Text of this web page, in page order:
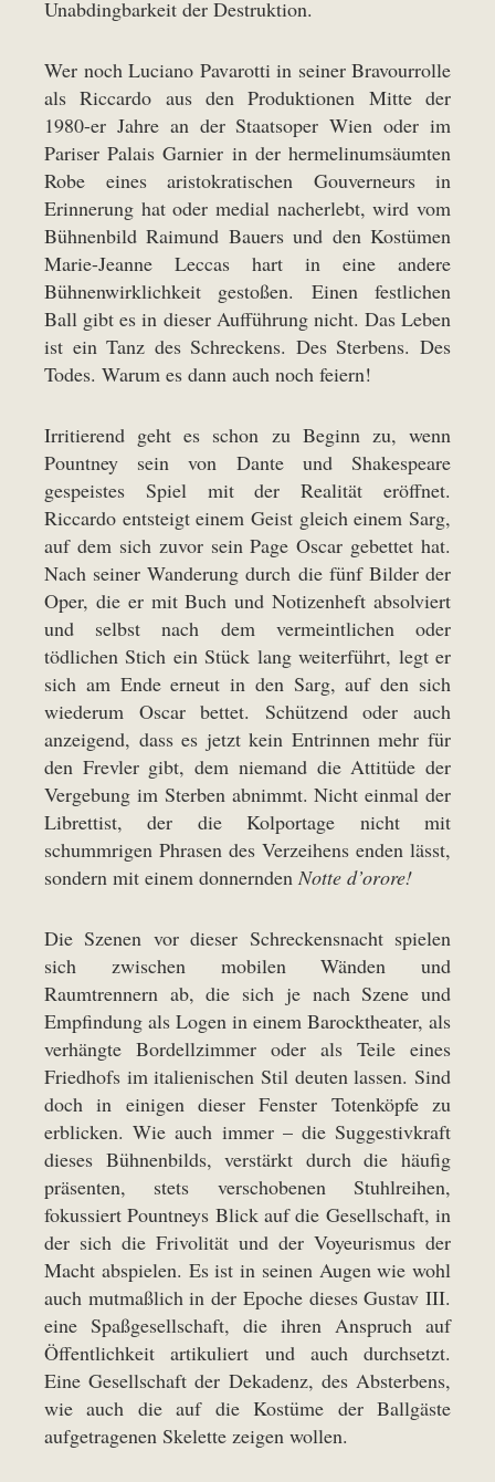
Unabdingbarkeit der Destruktion.
Wer noch Luciano Pavarotti in seiner Bravourrolle
als Riccardo aus den Produktionen Mitte der
1980-er Jahre an der Staatsoper Wien oder im
Pariser Palais Garnier in der hermelinumsäumten
Robe eines aristokratischen Gouverneurs in
Erinnerung hat oder medial nacherlebt, wird vom
Bühnenbild Raimund Bauers und den Kostümen
Marie-Jeanne Leccas hart in eine andere
Bühnenwirklichkeit gestoßen. Einen festlichen
Ball gibt es in dieser Aufführung nicht. Das Leben
ist ein Tanz des Schreckens. Des Sterbens. Des
Todes. Warum es dann auch noch feiern!
Irritierend geht es schon zu Beginn zu, wenn
Pountney sein von Dante und Shakespeare
gespeistes Spiel mit der Realität eröffnet.
Riccardo entsteigt einem Geist gleich einem Sarg,
auf dem sich zuvor sein Page Oscar gebettet hat.
Nach seiner Wanderung durch die fünf Bilder der
Oper, die er mit Buch und Notizenheft absolviert
und selbst nach dem vermeintlichen oder
tödlichen Stich ein Stück lang weiterführt, legt er
sich am Ende erneut in den Sarg, auf den sich
wiederum Oscar bettet. Schützend oder auch
anzeigend, dass es jetzt kein Entrinnen mehr für
den Frevler gibt, dem niemand die Attitüde der
Vergebung im Sterben abnimmt. Nicht einmal der
Librettist, der die Kolportage nicht mit
schummrigen Phrasen des Verzeihens enden lässt,
sondern mit einem donnernden Notte d’orore!
Die Szenen vor dieser Schreckensnacht spielen
sich zwischen mobilen Wänden und
Raumtrennern ab, die sich je nach Szene und
Empfindung als Logen in einem Barocktheater, als
verhängte Bordellzimmer oder als Teile eines
Friedhofs im italienischen Stil deuten lassen. Sind
doch in einigen dieser Fenster Totenköpfe zu
erblicken. Wie auch immer – die Suggestivkraft
dieses Bühnenbilds, verstärkt durch die häufig
präsenten, stets verschobenen Stuhlreihen,
fokussiert Pountneys Blick auf die Gesellschaft, in
der sich die Frivolität und der Voyeurismus der
Macht abspielen. Es ist in seinen Augen wie wohl
auch mutmaßlich in der Epoche dieses Gustav III.
eine Spaßgesellschaft, die ihren Anspruch auf
Öffentlichkeit artikuliert und auch durchsetzt.
Eine Gesellschaft der Dekadenz, des Absterbens,
wie auch die auf die Kostüme der Ballgäste
aufgetragenen Skelette zeigen wollen.